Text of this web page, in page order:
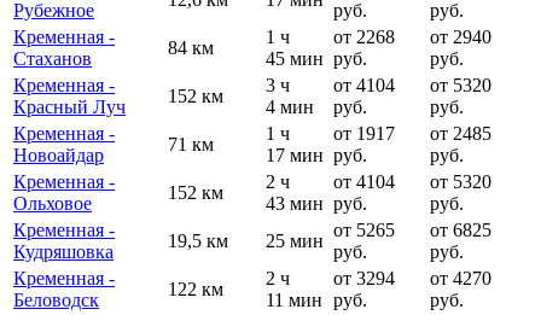
Рубежное руб.
руб.
Кременная -
Стаханов
84 км
1 ч
45 мин
от 2268
руб.
от 2940
руб.
Кременная -
Красный Луч
152 км
3 ч
4 мин
от 4104
руб.
от 5320
руб.
Кременная -
Новоайдар
71 км
1 ч
17 мин
от 1917
руб.
от 2485
руб.
Кременная -
Ольховое
152 км
2 ч
43 мин
от 4104
руб.
от 5320
руб.
Кременная -
Кудряшовка
19,5 км 25 мин
от 5265
руб.
от 6825
руб.
Кременная -
Беловодск
122 км
2 ч
11 мин
от 3294
руб.
от 4270
руб.